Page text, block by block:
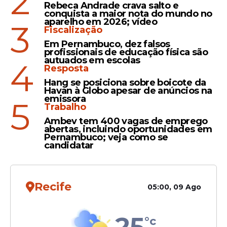
mencionou que o órgão está "muito
comprometido":
"Tenho que informar a vocês que, na última
sexta-feira, ao fazer um check-up,
descobriu-se que tenho um tumor no
esôfago, que é algo muito comprometido",
disse.
Rebeca Andrade crava salto e
conquista a maior nota do mundo no
aparelho em 2026; vídeo
3
Fiscalização
Em Pernambuco, dez falsos
profissionais de educação física são
autuados em escolas
4
Resposta
Hang se posiciona sobre boicote da
Havan à Globo apesar de anúncios na
emissora
5
Trabalho
Ambev tem 400 vagas de emprego
abertas, incluindo oportunidades em
Pernambuco; veja como se
candidatar
Recife 05:00, 09 Ago
°c